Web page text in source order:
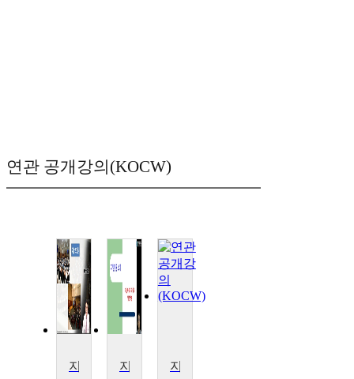
연관 공개강의(KOCW)